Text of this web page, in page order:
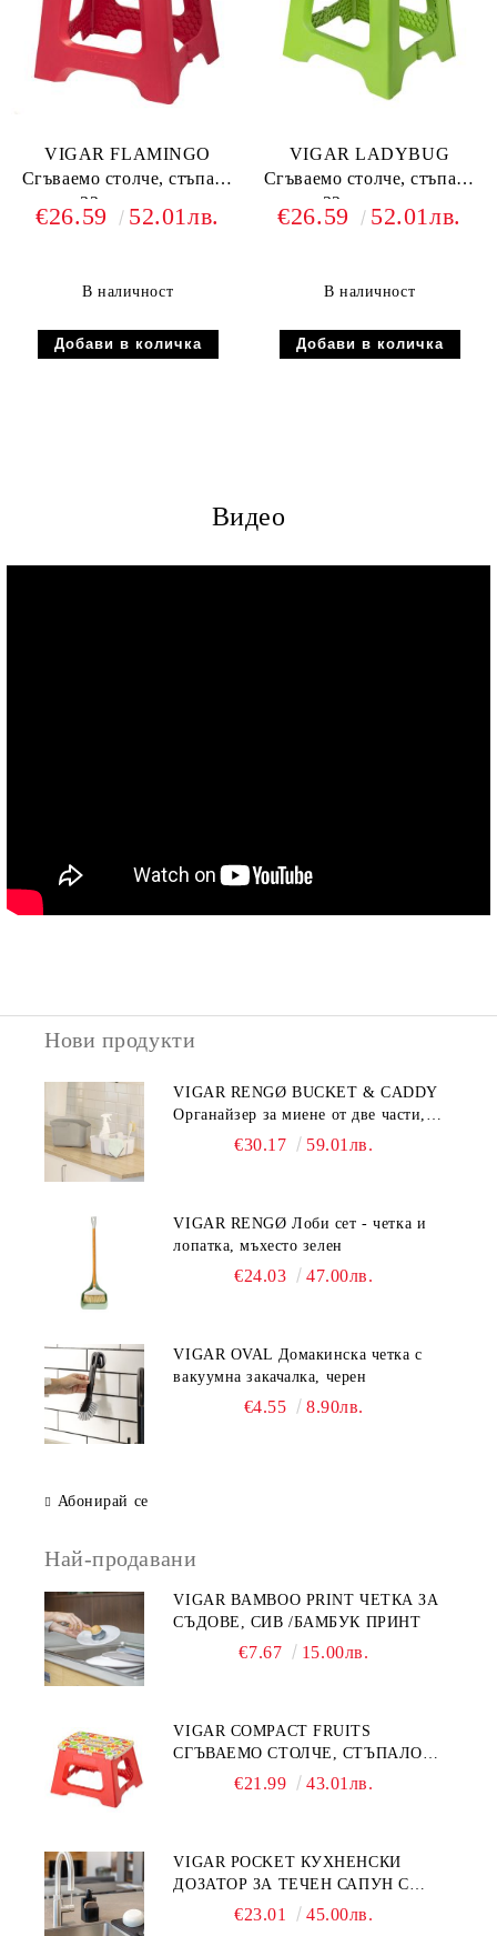
VIGAR FLAMINGO
Сгъваемо столче, стъпало
32см, розов
€26.59 52.01лв.
В наличност
VIGAR LADYBUG
Сгъваемо столче, стъпало
32см, зелен
€26.59 52.01лв.
В наличност
Видео
Нови продукти
VIGAR RENGØ BUCKET & CADDY
Органайзер за миене от две части,
€30.17 59.01лв.
VIGAR RENGØ Лоби сет - четка и
лопатка, мъхесто зелен
€24.03 47.00лв.
VIGAR OVAL Домакинска четка с
вакуумна закачалка, черен
€4.55 8.90лв.
Абонирай се
Най-продавани
VIGAR BAMBOO PRINT ЧЕТКА ЗА
СЪДОВЕ, СИВ /БАМБУК ПРИНТ
€7.67 15.00лв.
VIGAR COMPACT FRUITS
СГЪВАЕМО СТОЛЧЕ, СТЪПАЛО
23СМ, ПЛОДОВЕ
€21.99 43.01лв.
VIGAR POCKET КУХНЕНСКИ
ДОЗАТОР ЗА ТЕЧЕН САПУН С
МЯСТО ЗА ГЪБА, ЧЕРЕН
€23.01 45.00лв.